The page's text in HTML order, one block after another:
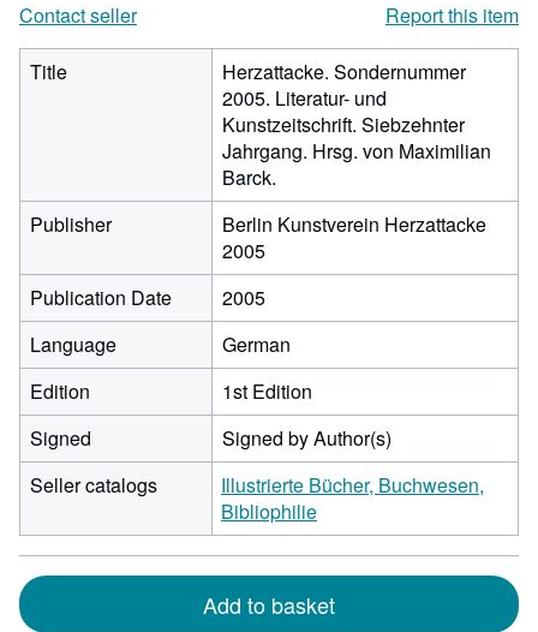
Contact seller
Report this item
Title
Herzattacke. Sondernummer
2005. Literatur- und
Kunstzeitschrift. Siebzehnter
Jahrgang. Hrsg. von Maximilian
Barck.
Publisher
Berlin Kunstverein Herzattacke
2005
Publication Date
2005
Language
German
Edition
1st Edition
Signed
Signed by Author(s)
Seller catalogs
Illustrierte Bücher, Buchwesen,
Bibliophilie
Add to basket